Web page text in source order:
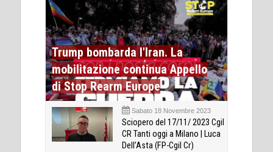
Trump bombarda l'Iran. La
mobilitazione continua Appello
di Stop Rearm Europe
Sabato 18 Novembre 2023
Sciopero del 17/11/ 2023 Cgil
CR Tanti oggi a Milano | Luca
Dell’Asta (FP-Cgil Cr)